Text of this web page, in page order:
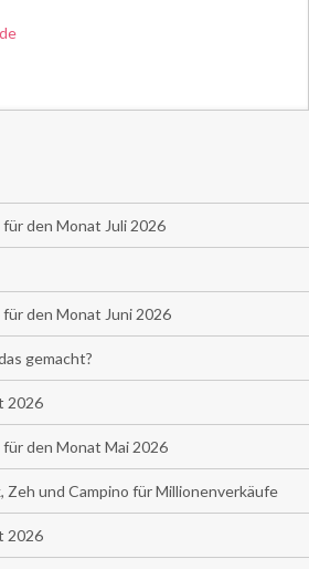
den Monat Juli 2026
den Monat Juni 2026
gemacht?
2026
den Monat Mai 2026
Zeh und Campino für Millionenverkäufe
2026